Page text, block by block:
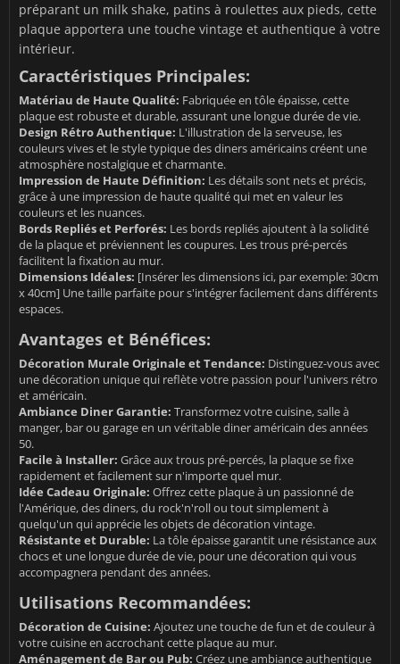
préparant un milk shake, patins à roulettes aux pieds, cette
plaque apportera une touche vintage et authentique à votre
intérieur.
Caractéristiques Principales:
Matériau de Haute Qualité: Fabriquée en tôle épaisse, cette
plaque est robuste et durable, assurant une longue durée de vie.
Design Rétro Authentique: L'illustration de la serveuse, les
couleurs vives et le style typique des diners américains créent une
atmosphère nostalgique et charmante.
Impression de Haute Définition: Les détails sont nets et précis,
grâce à une impression de haute qualité qui met en valeur les
couleurs et les nuances.
Bords Repliés et Perforés: Les bords repliés ajoutent à la solidité
de la plaque et préviennent les coupures. Les trous pré-percés
facilitent la fixation au mur.
Dimensions Idéales: [Insérer les dimensions ici, par exemple: 30cm
x 40cm] Une taille parfaite pour s'intégrer facilement dans différents
espaces.
Avantages et Bénéfices:
Décoration Murale Originale et Tendance: Distinguez-vous avec
une décoration unique qui reflète votre passion pour l'univers rétro
et américain.
Ambiance Diner Garantie: Transformez votre cuisine, salle à
manger, bar ou garage en un véritable diner américain des années
50.
Facile à Installer: Grâce aux trous pré-percés, la plaque se fixe
rapidement et facilement sur n'importe quel mur.
Idée Cadeau Originale: Offrez cette plaque à un passionné de
l'Amérique, des diners, du rock'n'roll ou tout simplement à
quelqu'un qui apprécie les objets de décoration vintage.
Résistante et Durable: La tôle épaisse garantit une résistance aux
chocs et une longue durée de vie, pour une décoration qui vous
accompagnera pendant des années.
Utilisations Recommandées:
Décoration de Cuisine: Ajoutez une touche de fun et de couleur à
votre cuisine en accrochant cette plaque au mur.
Aménagement de Bar ou Pub: Créez une ambiance authentique